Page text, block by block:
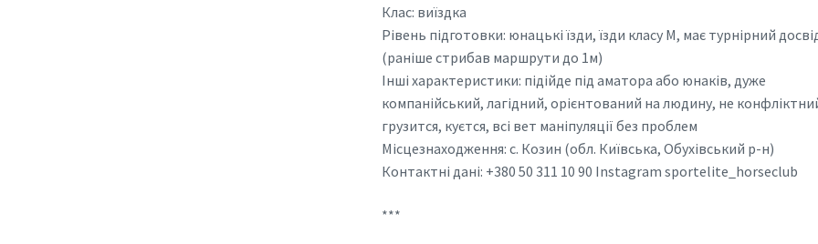
Клас: виїздка
Рівень підготовки: юнацькі їзди, їзди класу М, має турнірний
(раніше стрибав маршрути до 1м)
Інші характеристики: підійде під аматора або юнаків, дуже
компанійський, лагідний, орієнтований на людину, не
грузится, куєтся, всі вет маніпуляції без проблем
Місцезнаходження: с. Козин (обл. Київська, Обухівський р-н)
Контактні дані: +380 50 311 10 90 Instagram sportelite_horseclub
***